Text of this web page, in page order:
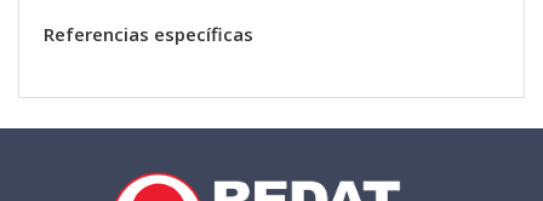
Referencias específicas